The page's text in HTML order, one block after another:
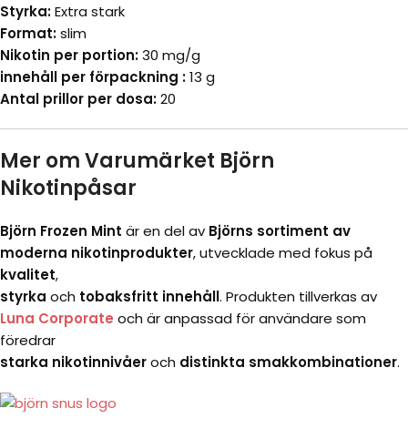
Styrka:Extra stark
Format:slim
Nikotin per portion:30 mg/g
innehåll per förpackning :13 g
Antal prillor per dosa:20
Mer om Varumärket Björn
Nikotinpåsar
Björn Frozen Mint är en del av Björns sortiment av
moderna nikotinprodukter, utvecklade med fokus på
kvalitet,
styrka och tobaksfritt innehåll. Produkten tillverkas av
Luna Corporate och är anpassad för användare som
föredrar
starka nikotinnivåeroch distinkta smakkombinationer.